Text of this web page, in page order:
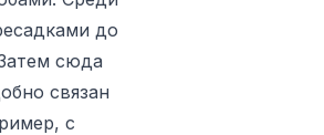
до
сюда
связан
с